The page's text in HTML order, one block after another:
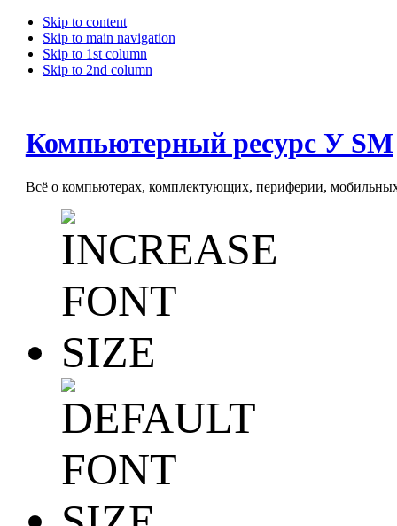
Skip to content
Skip to main navigation
Skip to 1st column
Skip to 2nd column
Компьютерный ресурс У SM
Всё о компьютерах, комплектующих, периферии, мобильных